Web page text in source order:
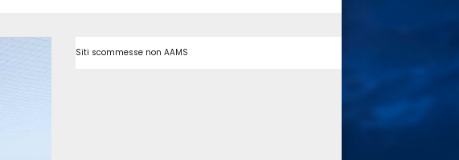
Siti scommesse non AAMS